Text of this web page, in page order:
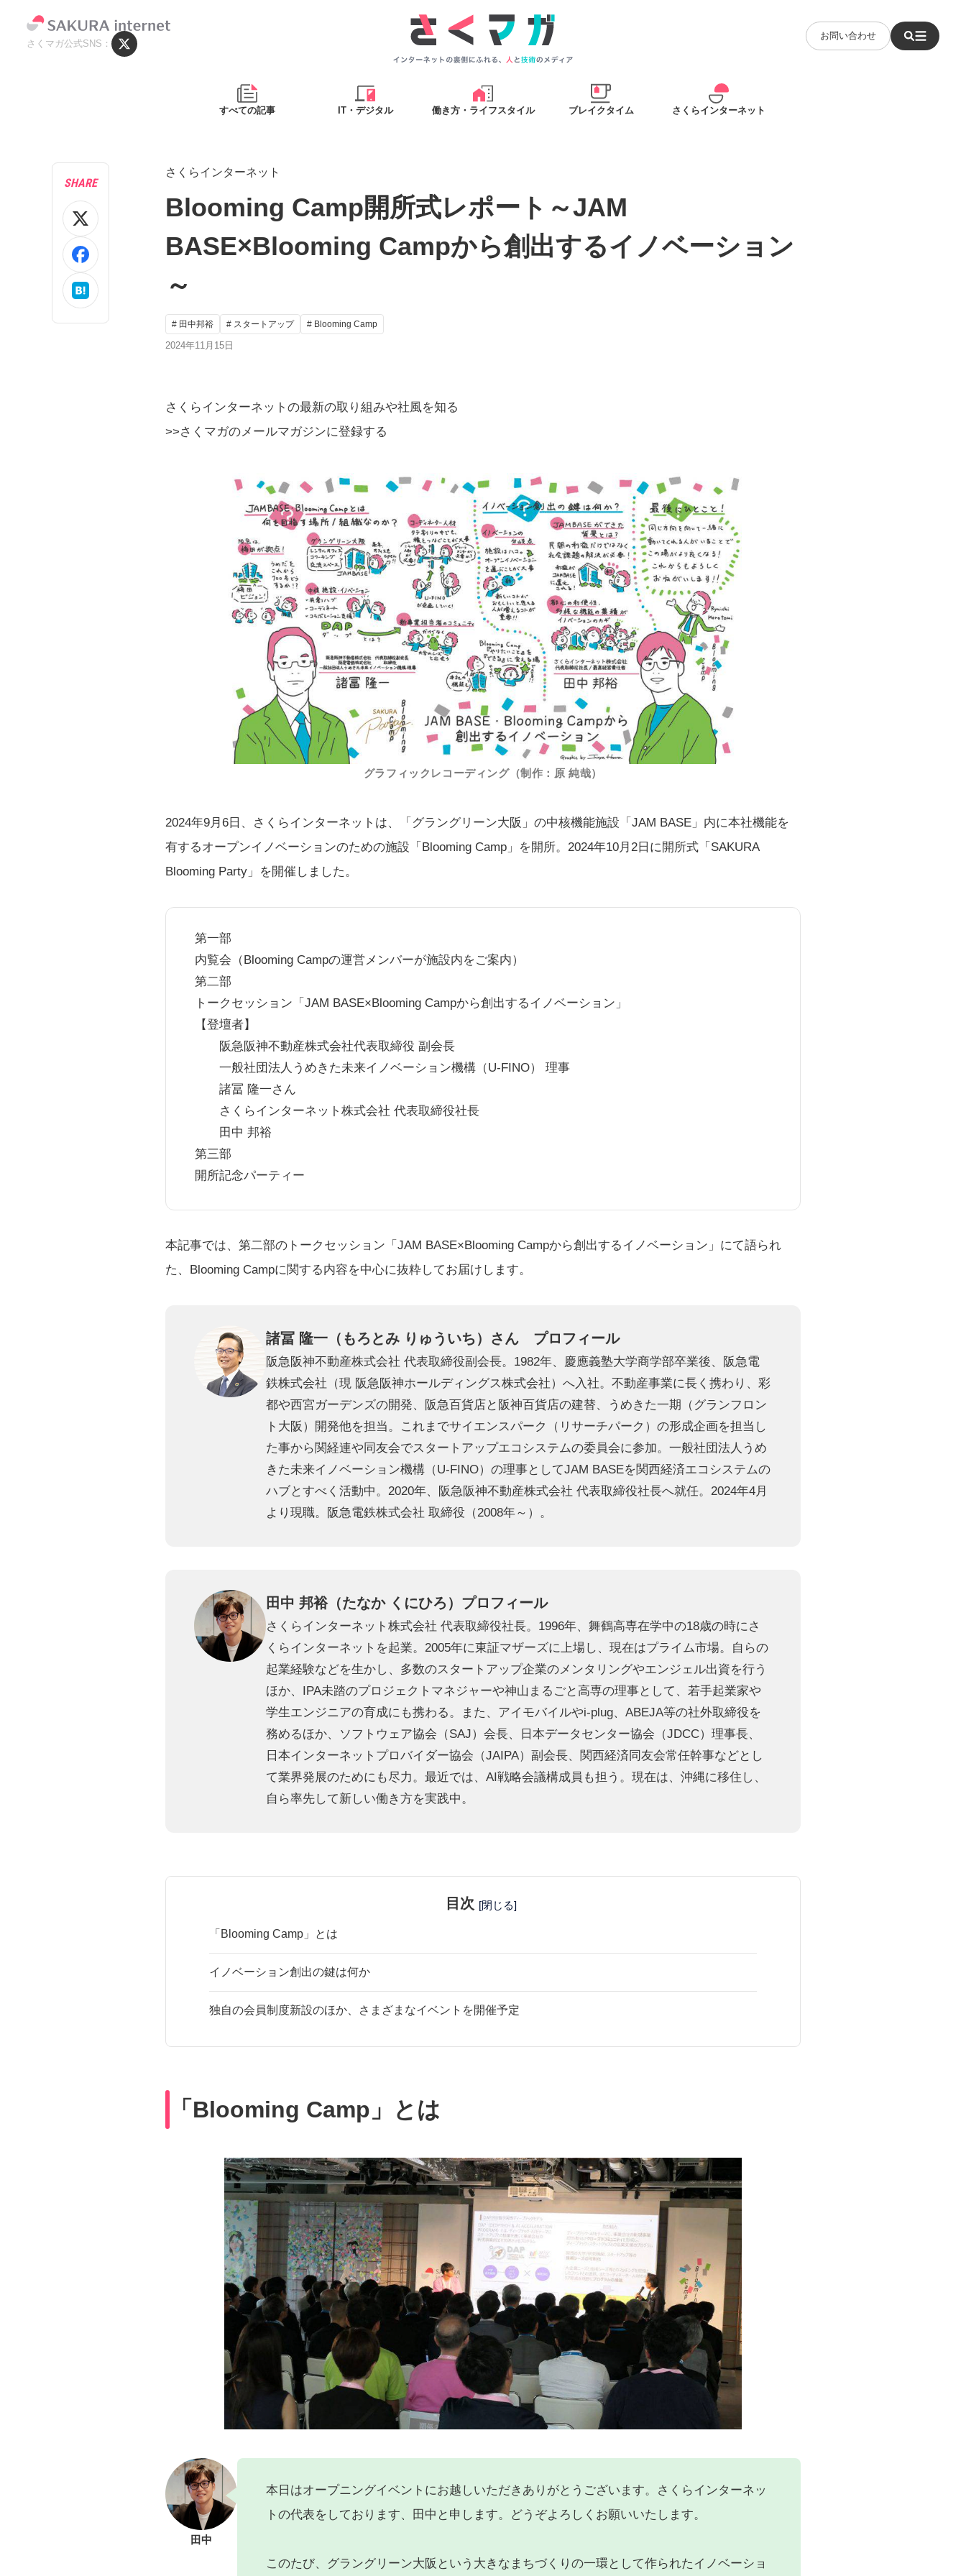
さくマガ公式SNS
お問い合わせ
すべての記事 IT・デジタル 働き方・ライフスタイル ブレイクタイム さくらインターネット
さくらインターネット
Blooming Camp開所式レポート～JAM
BASE×Blooming Campから創出するイノベーション
～
# 田中邦裕 # スタートアップ # Blooming Camp
2024年11月15日
SHARE
さくらインターネットの最新の取り組みや社風を知る
>>さくマガのメールマガジンに登録する
グラフィックレコーディング（制作：原 純哉）
2024年9月6日、さくらインターネットは、「 グラングリーン大阪 」の中核機能施設「JAM BASE 」内に本社機能を
有するオープンイノベーションのための施設「 Blooming Camp 」を開所。2024年10月2日に開所式「SAKURA
Blooming Party」を開催しました。
第一部
内覧会（Blooming Campの運営メンバーが施設内をご案内）
第二部
トークセッション「JAM BASE×Blooming Campから創出するイノベーション」
【登壇者】
阪急阪神不動産株式会社代表取締役 副会長
一般社団法人うめきた未来イノベーション機構（U-FINO） 理事
諸冨 隆一さん
さくらインターネット株式会社 代表取締役社長
田中 邦裕
第三部
開所記念パーティー
本記事では、第二部のトークセッション「JAM BASE×Blooming Campから創出するイノベーション」にて語られ
た、Blooming Campに関する内容を中心に抜粋してお届けします。
諸冨 隆一（もろとみ りゅういち）さん プロフィール
阪急阪神不動産株式会社 代表取締役副会長。1982年、慶應義塾大学商学部卒業後、阪急電
鉄株式会社（現 阪急阪神ホールディングス株式会社）へ入社。不動産事業に長く携わり、彩
都や西宮ガーデンズの開発、阪急百貨店と阪神百貨店の建替、うめきた一期（グランフロン
ト大阪）開発他を担当。これまでサイエンスパーク（リサーチパーク）の形成企画を担当し
た事から関経連や同友会でスタートアップエコシステムの委員会に参加。一般社団法人うめ
きた未来イノベーション機構（U-FINO）の理事としてJAM BASEを関西経済エコシステムの
ハブとすべく活動中。2020年、阪急阪神不動産株式会社 代表取締役社長へ就任。2024年4月
より現職。阪急電鉄株式会社 取締役（2008年～）。
田中 邦裕（たなか くにひろ）プロフィール
さくらインターネット株式会社 代表取締役社長。1996年、舞鶴高専在学中の18歳の時にさ
くらインターネットを起業。2005年に東証マザーズに上場し、現在はプライム市場。自らの
起業経験などを生かし、多数のスタートアップ企業のメンタリングやエンジェル出資を行う
ほか、IPA未踏のプロジェクトマネジャーや神山まるごと高専の理事として、若手起業家や
学生エンジニアの育成にも携わる。また、アイモバイルやi-plug、ABEJA等の社外取締役を
務めるほか、ソフトウェア協会（SAJ）会長、日本データセンター協会（JDCC）理事長、
日本インターネットプロバイダー協会（JAIPA）副会長、関西経済同友会常任幹事などとし
て業界発展のためにも尽力。最近では、AI戦略会議構成員も担う。現在は、沖縄に移住し、
自ら率先して新しい働き方を実践中。
目次 [閉じる]
「Blooming Camp」とは
イノベーション創出の鍵は何か
独自の会員制度新設のほか、さまざまなイベントを開催予定
「Blooming Camp」とは
田中
本日はオープニングイベントにお越しいただきありがとうございます。さくらインターネッ
トの代表をしております、田中と申します。どうぞよろしくお願いいたします。
このたび、グラングリーン大阪という大きなまちづくりの一環として作られたイノベーショ